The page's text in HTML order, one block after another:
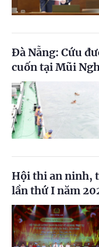
Đà Nẵng: Cứu
cuốn tại Mũi
Hội thi an ninh,
lần thứ I năm